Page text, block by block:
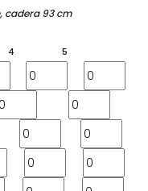
cadera 93 cm
4
5